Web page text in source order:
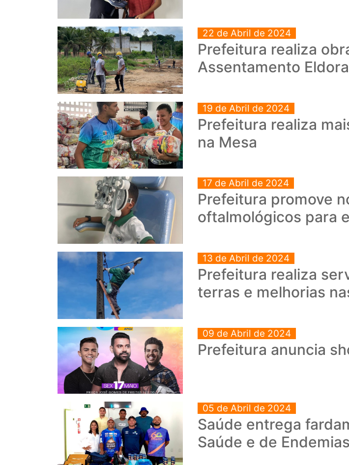
22 de Abril de 2024
Prefeitura realiza
Assentamento
19 de Abril de 2024
Prefeitura realiza
na Mesa
17 de Abril de 2024
Prefeitura promove
oftalmológicos para
13 de Abril de 2024
Prefeitura realiza
terras e melhorias
09 de Abril de 2024
Prefeitura anuncia
05 de Abril de 2024
Saúde entrega
Saúde e de Endemias